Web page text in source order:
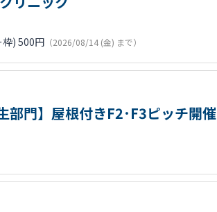
) 500円 （2026/08/14 (金) まで）
部門】屋根付きF2･F3ピッチ開催